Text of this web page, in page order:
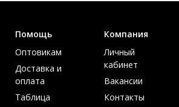
Помощь
Оптовикам
Доставка и
оплата
Таблица
Компания
Личный
кабинет
Вакансии
Контакты